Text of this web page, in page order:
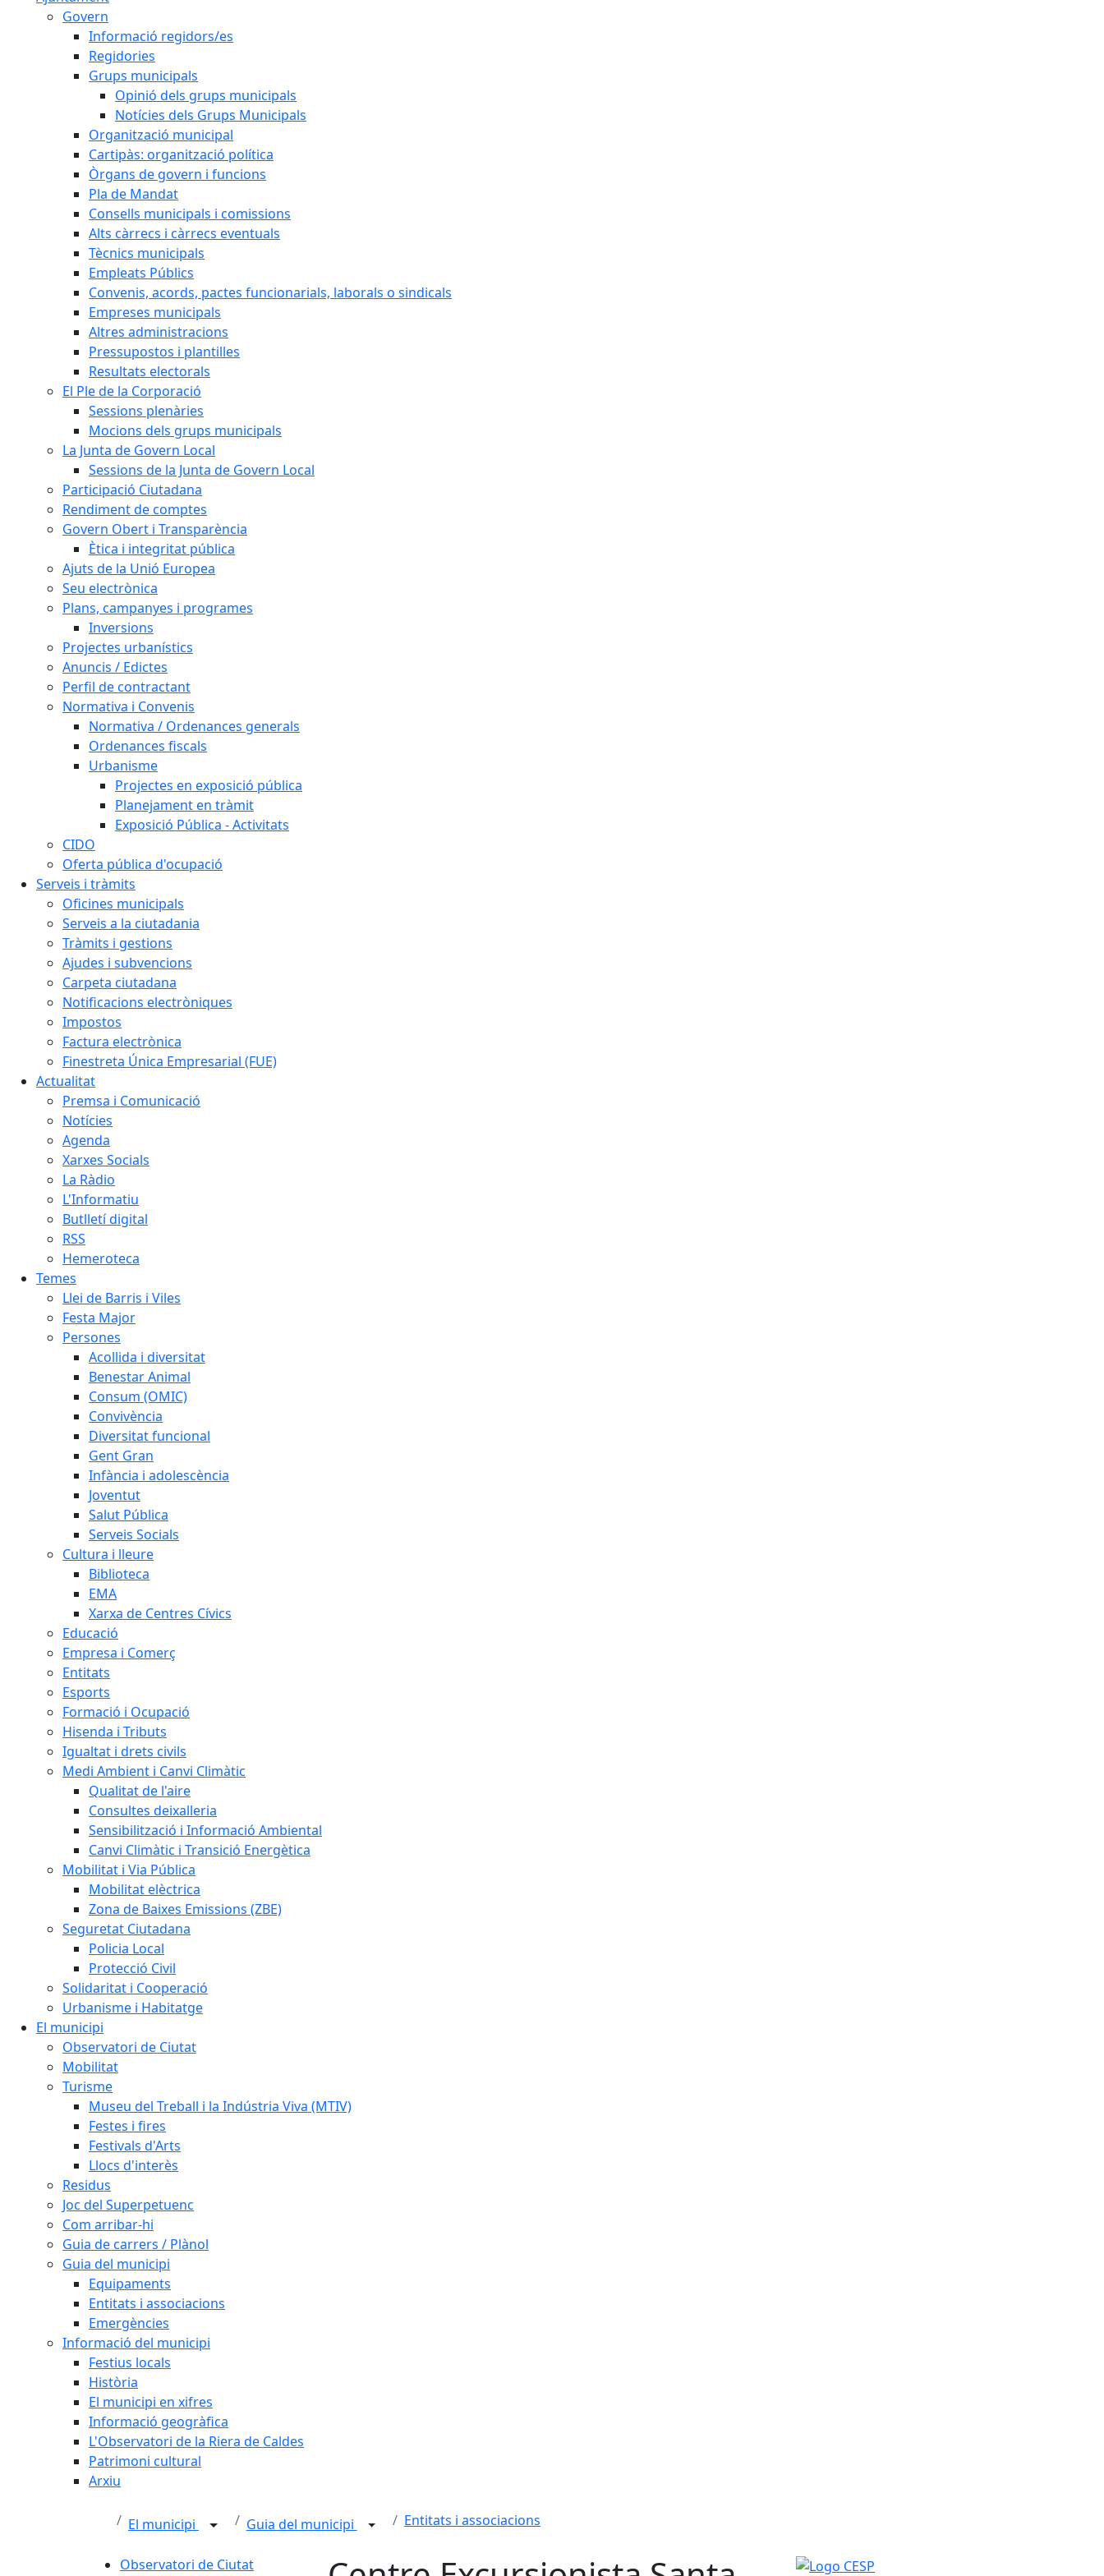
Govern
Informació regidors/es
Regidories
Grups municipals
Opinió dels grups municipals
Notícies dels Grups Municipals
Organització municipal
Cartipàs: organització política
Òrgans de govern i funcions
Pla de Mandat
Consells municipals i comissions
Alts càrrecs i càrrecs eventuals
Tècnics municipals
Empleats Públics
Convenis, acords, pactes funcionarials, laborals o sindicals
Empreses municipals
Altres administracions
Pressupostos i plantilles
Resultats electorals
El Ple de la Corporació
Sessions plenàries
Mocions dels grups municipals
La Junta de Govern Local
Sessions de la Junta de Govern Local
Participació Ciutadana
Rendiment de comptes
Govern Obert i Transparència
Ètica i integritat pública
Ajuts de la Unió Europea
Seu electrònica
Plans, campanyes i programes
Inversions
Projectes urbanístics
Anuncis / Edictes
Perfil de contractant
Normativa i Convenis
Normativa / Ordenances generals
Ordenances fiscals
Urbanisme
Projectes en exposició pública
Planejament en tràmit
Exposició Pública - Activitats
CIDO
Oferta pública d'ocupació
Serveis i tràmits
Oficines municipals
Serveis a la ciutadania
Tràmits i gestions
Ajudes i subvencions
Carpeta ciutadana
Notificacions electròniques
Impostos
Factura electrònica
Finestreta Única Empresarial (FUE)
Actualitat
Premsa i Comunicació
Notícies
Agenda
Xarxes Socials
La Ràdio
L'Informatiu
Butlletí digital
RSS
Hemeroteca
Temes
Llei de Barris i Viles
Festa Major
Persones
Acollida i diversitat
Benestar Animal
Consum (OMIC)
Convivència
Diversitat funcional
Gent Gran
Infància i adolescència
Joventut
Salut Pública
Serveis Socials
Cultura i lleure
Biblioteca
EMA
Xarxa de Centres Cívics
Educació
Empresa i Comerç
Entitats
Esports
Formació i Ocupació
Hisenda i Tributs
Igualtat i drets civils
Medi Ambient i Canvi Climàtic
Qualitat de l'aire
Consultes deixalleria
Sensibilització i Informació Ambiental
Canvi Climàtic i Transició Energètica
Mobilitat i Via Pública
Mobilitat elèctrica
Zona de Baixes Emissions (ZBE)
Seguretat Ciutadana
Policia Local
Protecció Civil
Solidaritat i Cooperació
Urbanisme i Habitatge
El municipi
Observatori de Ciutat
Mobilitat
Turisme
Museu del Treball i la Indústria Viva (MTIV)
Festes i fires
Festivals d'Arts
Llocs d'interès
Residus
Joc del Superpetuenc
Com arribar-hi
Guia de carrers / Plànol
Guia del municipi
Equipaments
Entitats i associacions
Emergències
Informació del municipi
Festius locals
Història
El municipi en xifres
Informació geogràfica
L'Observatori de la Riera de Caldes
Patrimoni cultural
Arxiu
El municipi Guia del municipi Entitats i associacions
Observatori de Ciutat
Logo CESP